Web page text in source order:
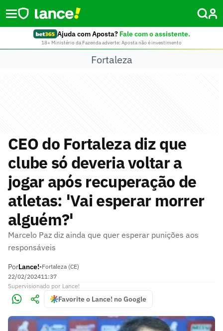
Ajuda com Aposta? Fale com o assistente.
18+ Ministério da Fazenda adverte: Aposta não é investimento
Fortaleza
CEO do Fortaleza diz que
clube só deveria voltar a
jogar após recuperação de
atletas: 'Vai esperar morrer
alguém?'
Marcelo Paz diz ainda que quer esperar punições aos
responsáveis
PorLance!•Fortaleza (CE)
22/02/202411:37
Supervisionado por Lance!
Favorite o Lance! no Google